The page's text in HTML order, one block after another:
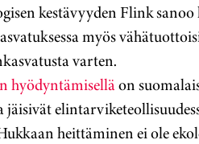
kestävyyden Flink
myös
varten.
hyödyntämiselläon
heittäminen ei ole